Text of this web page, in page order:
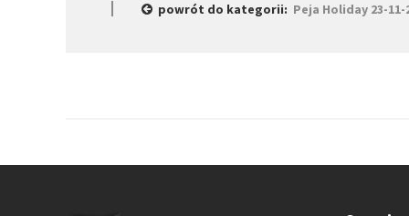
powrót do kategorii: Peja Holiday 23-11-